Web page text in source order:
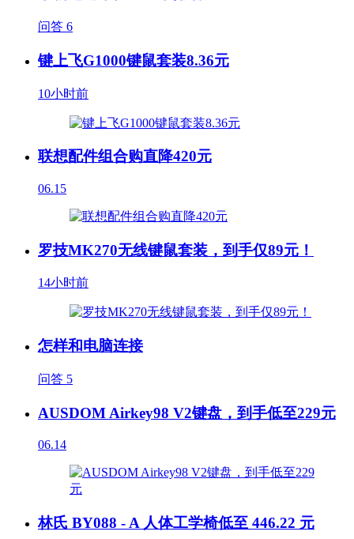
问答 6
键上飞G1000键鼠套装8.36元
10小时前
联想配件组合购直降420元
06.15
罗技MK270无线键鼠套装，到手仅89元！
14小时前
怎样和电脑连接
问答 5
AUSDOM Airkey98 V2键盘，到手低至229元
06.14
林氏 BY088 - A 人体工学椅低至 446.22 元